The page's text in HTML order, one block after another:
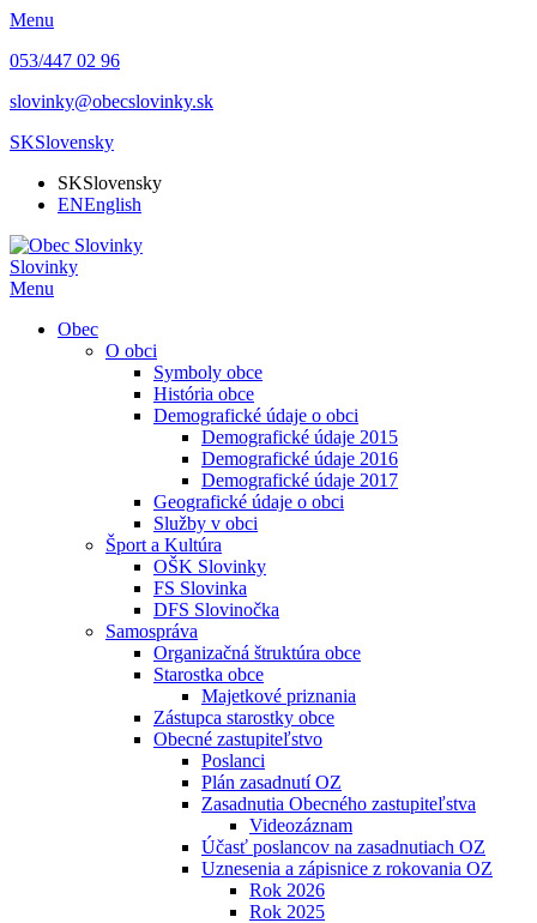
Menu
053/447 02 96
slovinky@obecslovinky.sk
SKSlovensky
SKSlovensky
ENEnglish
Slovinky
Menu
Obec
O obci
Symboly obce
História obce
Demografické údaje o obci
Demografické údaje 2015
Demografické údaje 2016
Demografické údaje 2017
Geografické údaje o obci
Služby v obci
Šport a Kultúra
OŠK Slovinky
FS Slovinka
DFS Slovinočka
Samospráva
Organizačná štruktúra obce
Starostka obce
Majetkové priznania
Zástupca starostky obce
Obecné zastupiteľstvo
Poslanci
Plán zasadnutí OZ
Zasadnutia Obecného zastupiteľstva
Videozáznam
Účasť poslancov na zasadnutiach OZ
Uznesenia a zápisnice z rokovania OZ
Rok 2026
Rok 2025